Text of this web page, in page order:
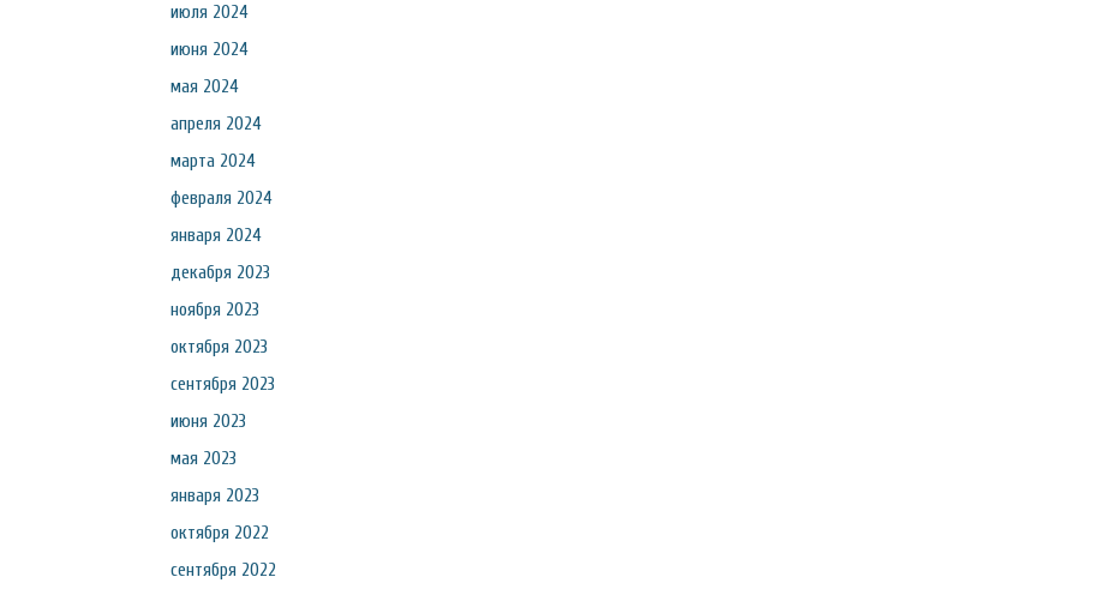
июля 2024
июня 2024
мая 2024
апреля 2024
марта 2024
февраля 2024
января 2024
декабря 2023
ноября 2023
октября 2023
сентября 2023
июня 2023
мая 2023
января 2023
октября 2022
сентября 2022